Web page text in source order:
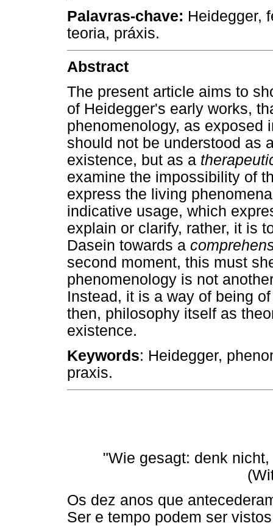
Palavras-chave: Heidegger,
teoria, práxis.
Abstract
The present article aims to
of Heidegger's early works,
phenomenology, as exposed
should not be understood as
existence, but as a
examine the impossibility of
express the living
indicative usage, which
explain or clarify, rather, it is
Dasein towards a
second moment, this must
phenomenology is not
Instead, it is a way of being
then, philosophy itself as
existence.
Keywords: Heidegger,
praxis.
"Wie gesagt: denk
Os dez anos que
Ser e tempo podem ser